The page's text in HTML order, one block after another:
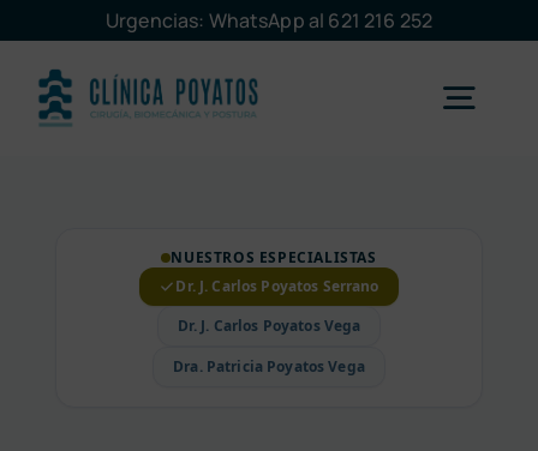
al
contenido
Urgencias: WhatsApp al 621 216 252
Marbella
Servicios
NUESTROS ESPECIALISTAS
Dr. J. Carlos Poyatos Serrano
Dr. J. Carlos Poyatos Vega
Dra. Patricia Poyatos Vega